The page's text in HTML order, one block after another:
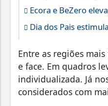
Ecora e BeZero
Dia dos Pais
Entre as regiões
e face. Em quadros
individualizada. Já
considerados com